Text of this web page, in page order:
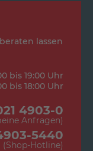
lassen
bis 19:00 Uhr
bis 18:00 Uhr
4903-0
Anfragen)
5440
(Shop-Hotline)